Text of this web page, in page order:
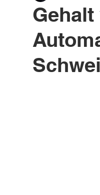
Schweizer Kurzgeschichten